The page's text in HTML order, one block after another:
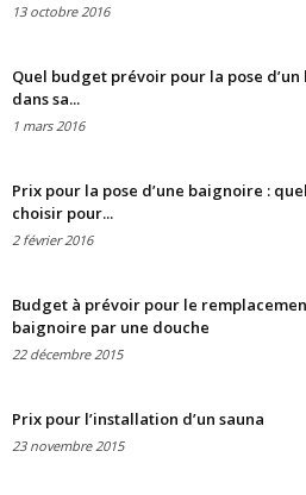
13 octobre 2016
Quel budget prévoir pour la pose d’un
dans sa...
1 mars 2016
Prix pour la pose d’une baignoire :
choisir pour...
2 février 2016
Budget à prévoir pour le
baignoire par une douche
22 décembre 2015
Prix pour l’installation d’un sauna
23 novembre 2015